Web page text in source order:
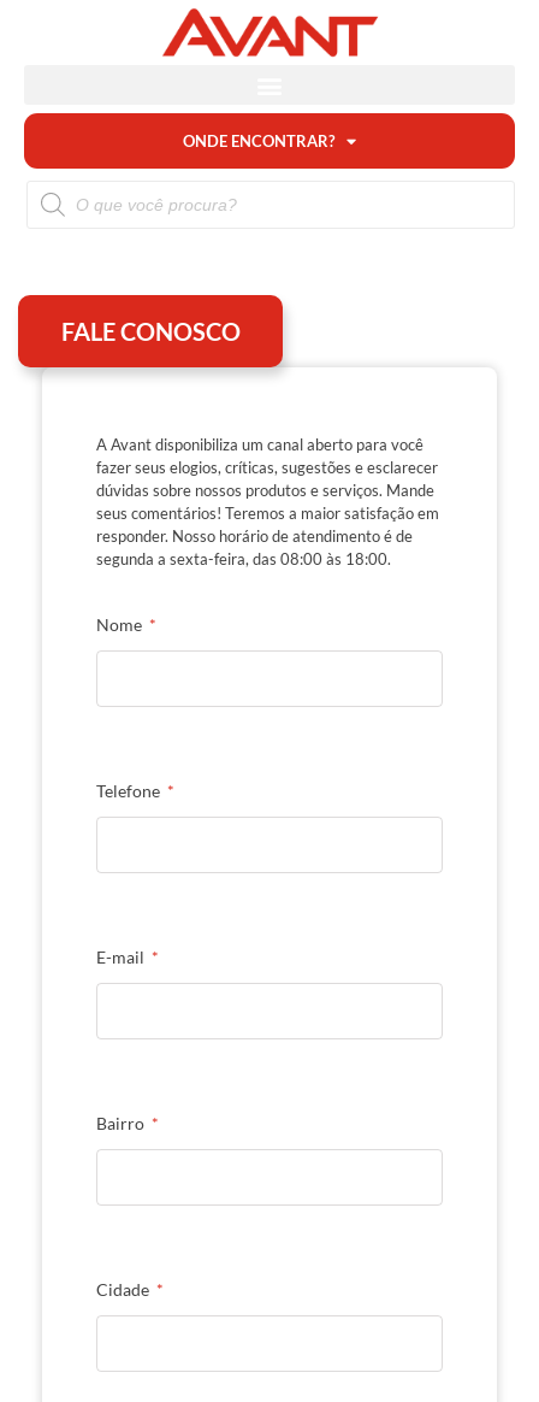
ONDE ENCONTRAR?
FALE CONOSCO
A Avant disponibiliza um canal aberto para você
fazer seus elogios, críticas, sugestões e esclarecer
dúvidas sobre nossos produtos e serviços. Mande
seus comentários! Teremos a maior satisfação em
responder. Nosso horário de atendimento é de
segunda a sexta-feira, das 08:00 às 18:00.
Nome
Telefone
E-mail
Bairro
Cidade